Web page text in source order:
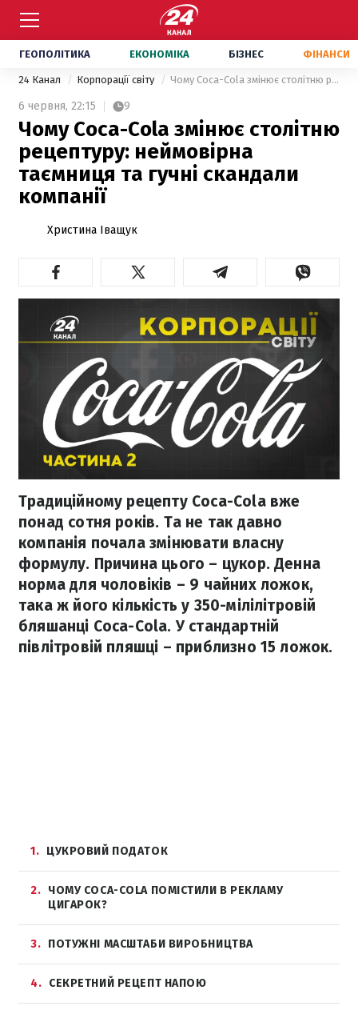
ГЕОПОЛІТИКА ЕКОНОМІКА БІЗНЕС ФІНАНСИ
24 Канал Корпорації світу Чому Coca-Cola змінює столітню рецептуру: неймовірна таємниця та гучні скандали компанії
6 червня, 22:15 9
Чому Coca-Cola змінює столітню
рецептуру: неймовірна
таємниця та гучні скандали
компанії
Христина Іващук
Традиційному рецепту Coca-Cola вже
понад сотня років. Та не так давно
компанія почала змінювати власну
формулу. Причина цього – цукор. Денна
норма для чоловіків – 9 чайних ложок,
така ж його кількість у 350-мілілітровій
бляшанці Coca-Cola. У стандартній
півлітровій пляшці – приблизно 15 ложок.
1 ЦУКРОВИЙ ПОДАТОК
2
ЧОМУ COCA-COLA ПОМІСТИЛИ В РЕКЛАМУ
ЦИГАРОК?
3 ПОТУЖНІ МАСШТАБИ ВИРОБНИЦТВА
4 СЕКРЕТНИЙ РЕЦЕПТ НАПОЮ